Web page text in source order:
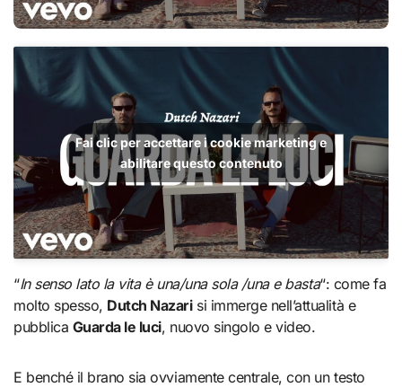
Fai clic per accettare i cookie marketing e
abilitare questo contenuto
“In senso lato la vita è una/una sola /una e basta“: come fa
molto spesso, Dutch Nazarisi immerge nell’attualità e
pubblica Guarda le luci, nuovo singolo e video.
E benché il brano sia ovviamente centrale, con un testo